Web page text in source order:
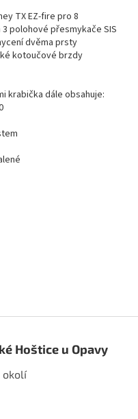
TX EZ-fire pro 8
polohové přesmykače SIS
dvěma prsty
kotoučové brzdy
krabička dále obsahuje:
Hoštice u Opavy
okolí